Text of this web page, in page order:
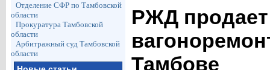
Отделение СФР по Тамбовской
области
Прокуратура Тамбовской
области
Арбитражный суд Тамбовской
области
РЖД продает
Тамбове